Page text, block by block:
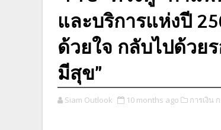
และบริการแห่งปี
ด้วยใจ กลับไปด้วย
มีสุข”
Siam Outlook 10 months ago การเงิน